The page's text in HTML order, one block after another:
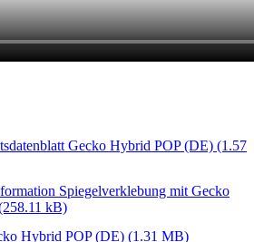
Gecko Hybrid POP (DE) (1.57
Spiegelverklebung mit Gecko
kB)
Hybrid POP (DE) (1.31 MB)